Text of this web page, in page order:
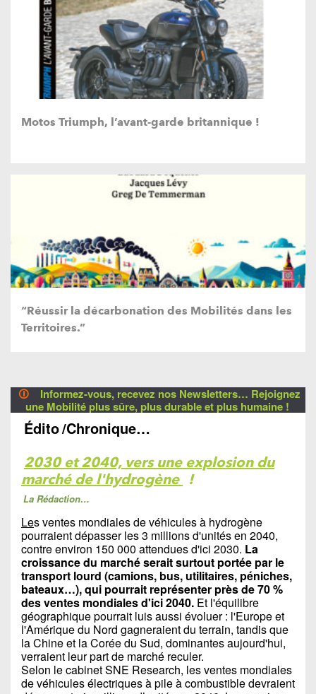
Motos Triumph, l’avant-garde britannique !
“Réussir la décarbonation des Mobilités dans les
Territoires.”
🛈
Informez-vous, recevez nos Newsletters… Rejoignez
une Mobilité plus sûre, plus durable et plus humaine !
Édito/Chronique…
2030 et 2040, vers une explosion du
marché de l'hydrogène !
La Rédaction…
Les ventes mondiales de véhicules à hydrogène
pourraient dépasser les 3 millions d'unités en 2040,
contre environ 150 000 attendues d'ici 2030. La
croissance du marché serait surtout portée par le
transport lourd (camions, bus, utilitaires, péniches,
bateaux…), qui pourrait représenter près de 70 %
des ventes mondiales d'ici 2040. Et l'équilibre
géographique pourrait luis aussi évoluer : l'Europe et
l'Amérique du Nord gagneraient du terrain, tandis que
la Chine et la Corée du Sud, dominantes aujourd'hui,
verraient leur part de marché reculer.
Selon le cabinet SNE Research, les ventes mondiales
de véhicules électriques à pile à combustible devraient